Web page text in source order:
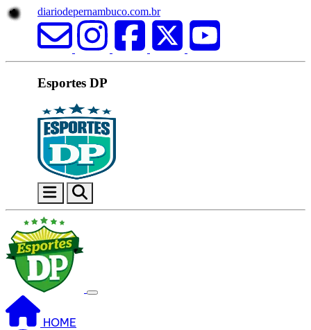
diariodepernambuco.com.br
Esportes DP
HOME